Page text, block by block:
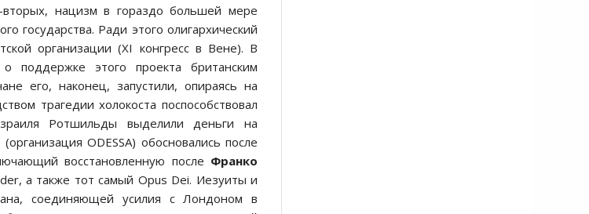
нацизм в гораздо большей мере
государства. Ради этого олигархический
организации (XI конгресс в Вене). В
поддержке этого проекта британским
его, наконец, запустили, опираясь на
трагедии холокоста поспособствовал
Ротшильды выделили деньги на
ODESSA) обосновались после
восстановленную после Франко
а также тот самый Opus Dei. Иезуиты и
соединяющей усилия с Лондоном в